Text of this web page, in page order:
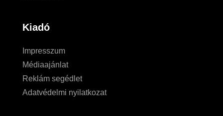
Kiadó
Impresszum
Médiaajánlat
Reklám segédlet
Adatvédelmi nyilatkozat